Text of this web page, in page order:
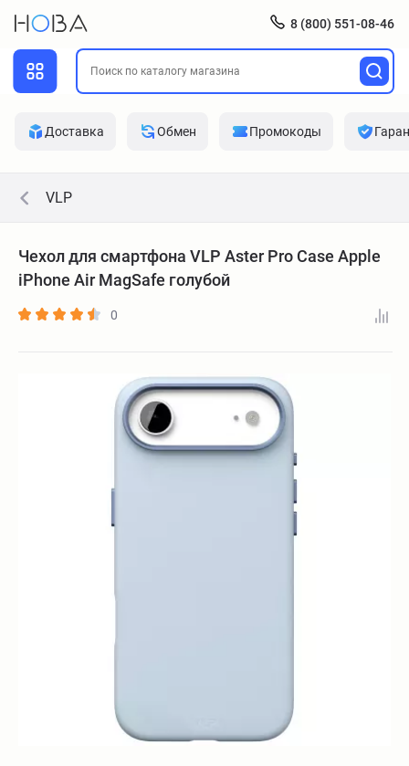
8 (800) 551-08-46
Доставка Обмен Промокоды
VLP
Чехол для смартфона VLP Aster Pro Case Apple
iPhone Air MagSafe голубой
0